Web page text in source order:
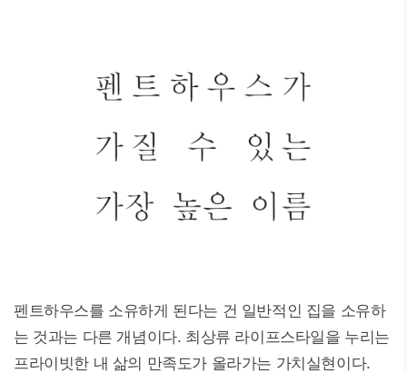
펜트하우스를 소유하게 된다는 건 일반적인 집을 소유하
는 것과는 다른 개념이다. 최상류 라이프스타일을 누리는
프라이빗한 내 삶의 만족도가 올라가는 가치실현이다.